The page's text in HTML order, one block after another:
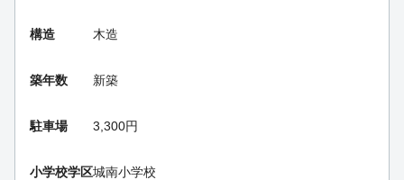
構造 木造
築年数 新築
駐車場 3,300円
小学校学区城南小学校